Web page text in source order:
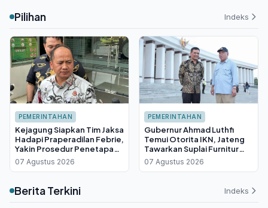
Pilihan Indeks
PEMERINTAHAN
Kejagung Siapkan Tim Jaksa
Hadapi Praperadilan Febrie,
Yakin Prosedur Penetapan
Tersangka Sah
07 Agustus 2026
PEMERINTAHAN
Gubernur Ahmad Luthfi
Temui Otorita IKN, Jateng
Tawarkan Suplai Furnitur
Hingga Insentif Fiskal
07 Agustus 2026
Berita Terkini Indeks